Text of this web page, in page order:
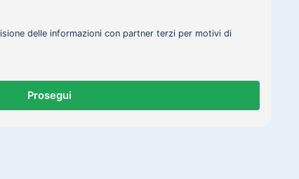
delle informazioni con partner terzi per motivi di